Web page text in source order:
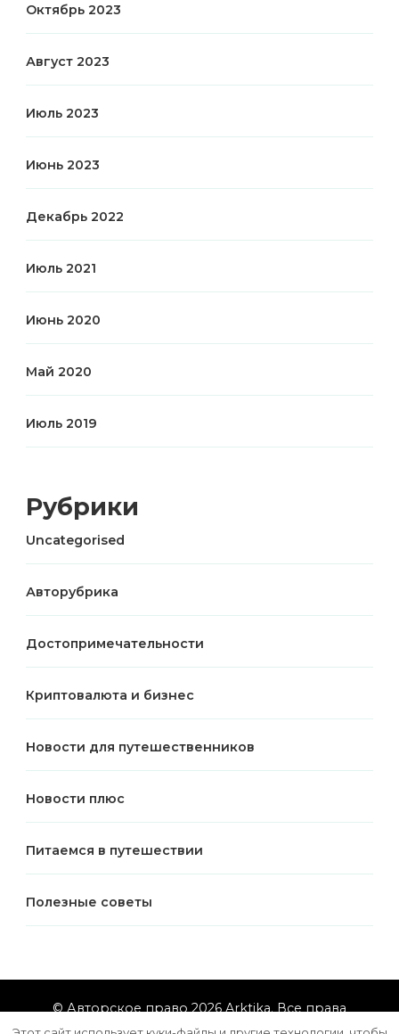
Октябрь 2023
Август 2023
Июль 2023
Июнь 2023
Декабрь 2022
Июль 2021
Июнь 2020
Май 2020
Июль 2019
Рубрики
Uncategorised
Авторубрика
Достопримечательности
Криптовалюта и бизнес
Новости для путешественников
Новости плюс
Питаемся в путешествии
Полезные советы
© Авторское право 2026Arktika. Все права
защищены.Vilva | РазработанаBlossom Themes.